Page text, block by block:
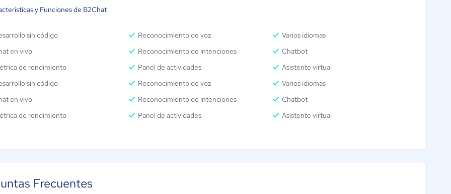
de datos:
6 meses
de pauta de
(CAPI)
y Funciones de B2Chat
sin código Reconocimiento de voz
Varios idiomas
en vivo
Reconocimiento de intenciones
Chatbot
de rendimiento
Panel de actividades
Asistente virtual
sin código
Reconocimiento de voz
Varios idiomas
en vivo
Reconocimiento de intenciones
Chatbot
de rendimiento
Panel de actividades Asistente virtual
Frecuentes